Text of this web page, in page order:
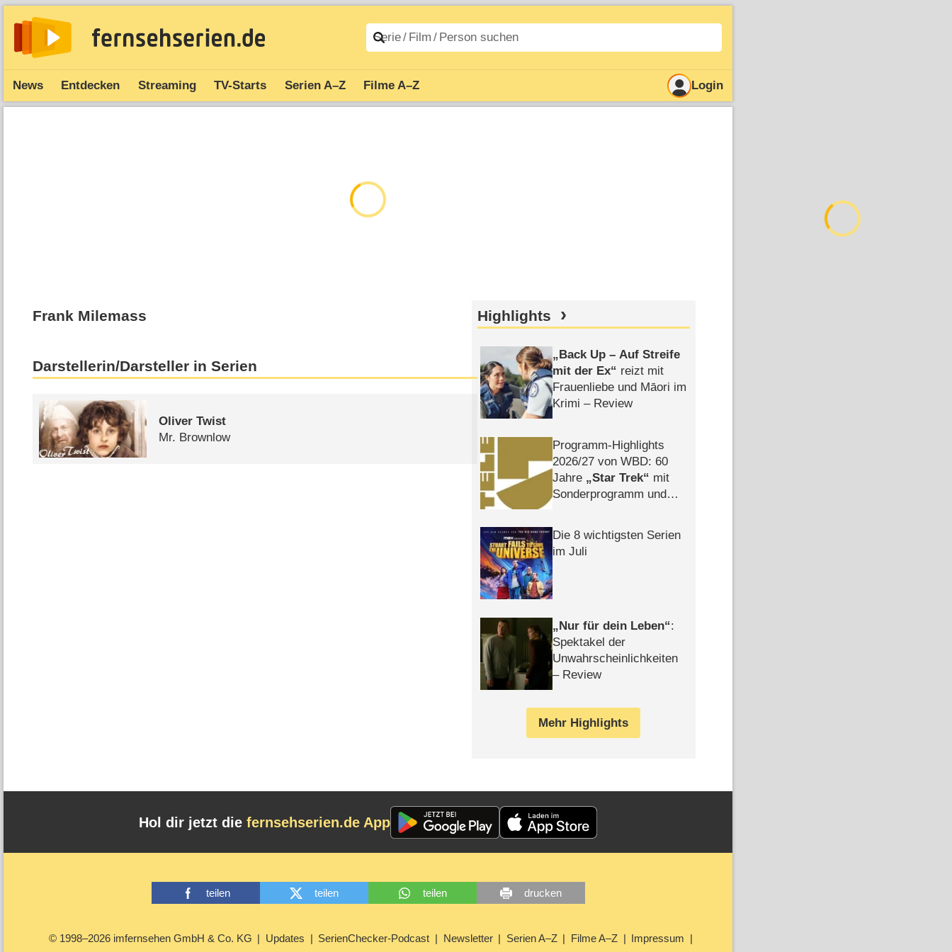
News Entdecken Streaming TV-Starts Serien A–Z Filme A–Z Login
Frank Milemass
Darstellerin/Darsteller in Serien
Oliver Twist
Mr. Brownlow
Highlights
Back Up – Auf Streife
mit der Ex
reizt mit
Frauenliebe und Māori im
Krimi – Review
Programm-Highlights
2026/​27 von WBD: 60
Jahre
Star Trek
mit
Sonderprogramm und
Die 8 wichtigsten Serien
im Juli
Nur für dein Leben :
Spektakel der
Unwahrscheinlichkeiten
– Review
Mehr Highlights
Hol dir jetzt die fernsehserien.de App
teilen teilen teilen drucken
© 1998–2026 imfernsehen GmbH & Co. KG Updates SerienChecker-Podcast Newsletter Serien A–Z Filme A–Z Impressum